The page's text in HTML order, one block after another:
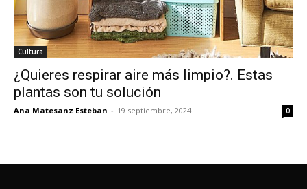
Cultura
¿Quieres respirar aire más limpio?. Estas
plantas son tu solución
Ana Matesanz Esteban - 19 septiembre, 2024 0